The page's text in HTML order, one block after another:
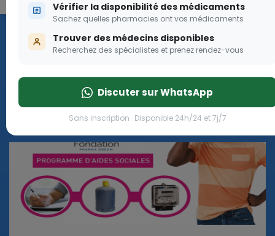
Vaccination
we
Vérifier la disponibilité des médicaments
Sachez quelles pharmacies ont vos médicaments
Trouver des médecins disponibles
Recherchez des spécialistes et prenez rendez-vous
Discuter sur WhatsApp
Sans inscription · Disponible 24h/24 et 7j/7